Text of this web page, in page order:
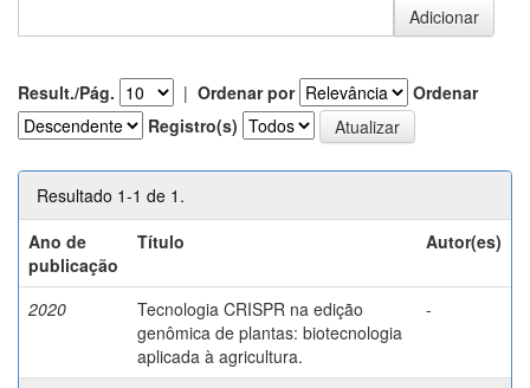
Result./Pág. | Ordenar por
Ordenar
Registro(s)
Resultado 1-1 de 1.
Ano de
publicação
Título Autor(es)
2020
Tecnologia CRISPR na edição
genômica de plantas: biotecnologia
aplicada à agricultura.
-